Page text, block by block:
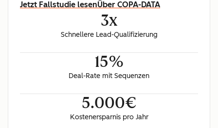
Jetzt Fallstudie lesenÜber COPA-DATA
3x
Schnellere Lead-Qualifizierung
15%
Deal-Rate mit Sequenzen
5.000€
Kostenersparnis pro Jahr